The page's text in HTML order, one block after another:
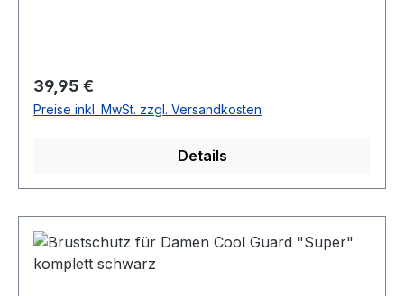
Regulärer Preis:
39,95 €
Preise inkl. MwSt. zzgl. Versandkosten
Details